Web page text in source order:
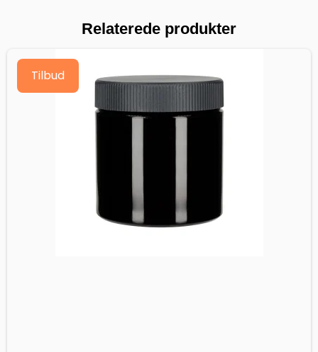
Relaterede produkter
Tilbud